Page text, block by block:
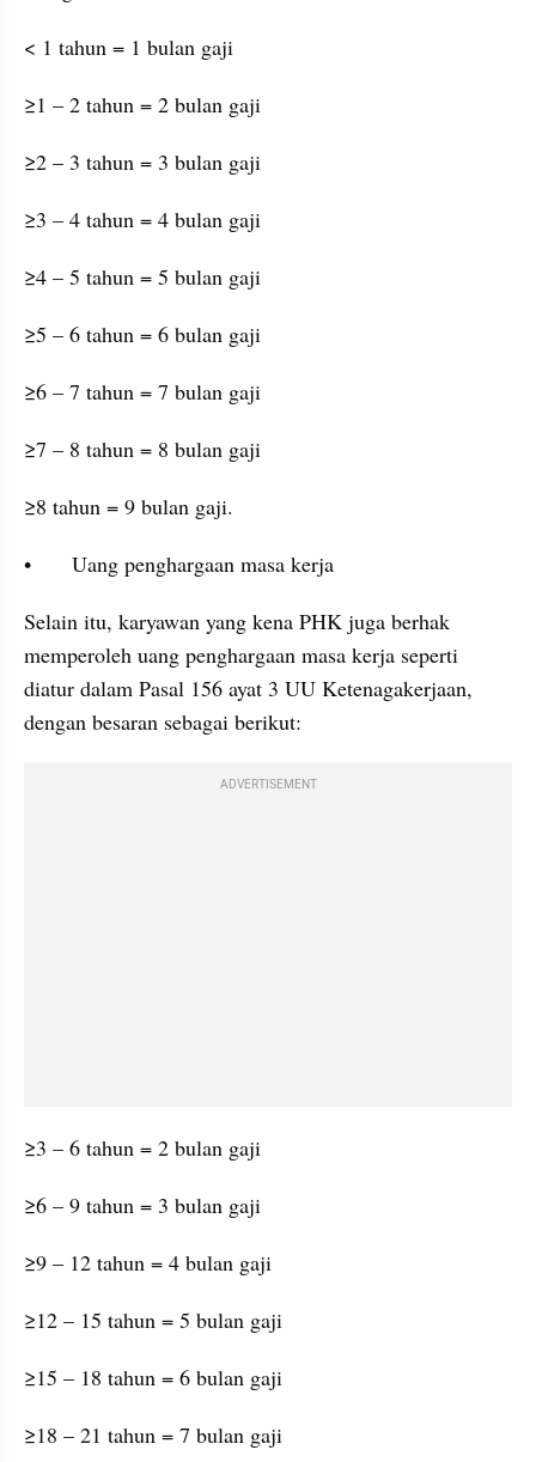
< 1 tahun = 1 bulan gaji
≥1 – 2 tahun = 2 bulan gaji
≥2 – 3 tahun = 3 bulan gaji
≥3 – 4 tahun = 4 bulan gaji
≥4 – 5 tahun = 5 bulan gaji
≥5 – 6 tahun = 6 bulan gaji
≥6 – 7 tahun = 7 bulan gaji
≥7 – 8 tahun = 8 bulan gaji
≥8 tahun = 9 bulan gaji.
•	Uang penghargaan masa kerja
Selain itu, karyawan yang kena PHK juga berhak
memperoleh uang penghargaan masa kerja seperti
diatur dalam Pasal 156 ayat 3 UU Ketenagakerjaan,
dengan besaran sebagai berikut:
ADVERTISEMENT
≥3 – 6 tahun = 2 bulan gaji
≥6 – 9 tahun = 3 bulan gaji
≥9 – 12 tahun = 4 bulan gaji
≥12 – 15 tahun = 5 bulan gaji
≥15 – 18 tahun = 6 bulan gaji
≥18 – 21 tahun = 7 bulan gaji